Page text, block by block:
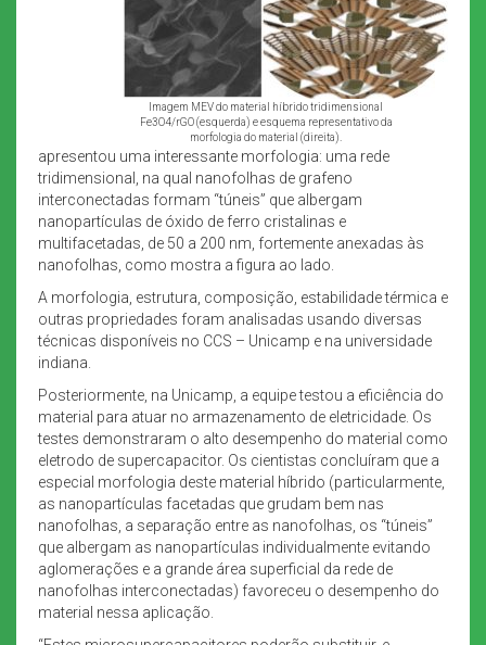
Imagem MEV do material híbrido tridimensional
Fe3O4/rGO (esquerda) e esquema representativo da
morfologia do material (direita).
apresentou uma interessante morfologia: uma rede
tridimensional, na qual nanofolhas de grafeno
interconectadas formam “túneis” que albergam
nanopartículas de óxido de ferro cristalinas e
multifacetadas, de 50 a 200 nm, fortemente anexadas às
nanofolhas, como mostra a figura ao lado.
A morfologia, estrutura, composição, estabilidade térmica e
outras propriedades foram analisadas usando diversas
técnicas disponíveis no CCS – Unicamp e na universidade
indiana.
Posteriormente, na Unicamp, a equipe testou a eficiência do
material para atuar no armazenamento de eletricidade. Os
testes demonstraram o alto desempenho do material como
eletrodo de supercapacitor. Os cientistas concluíram que a
especial morfologia deste material híbrido (particularmente,
as nanopartículas facetadas que grudam bem nas
nanofolhas, a separação entre as nanofolhas, os “túneis”
que albergam as nanopartículas individualmente evitando
aglomerações e a grande área superficial da rede de
nanofolhas interconectadas) favoreceu o desempenho do
material nessa aplicação.